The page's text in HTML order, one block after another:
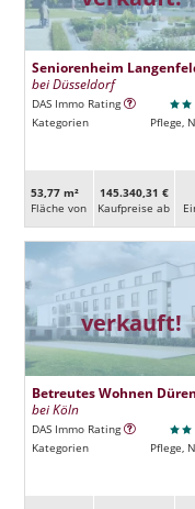
Seniorenheim
bei Düsseldorf
DAS Immo Rating
Kategorien
Pflege,
53,77 m²
Fläche von
145.340,31 €
Kaufpreise ab
verkauft!
Betreutes Wohnen Düren
bei Köln
DAS Immo Rating
Kategorien
Pflege,